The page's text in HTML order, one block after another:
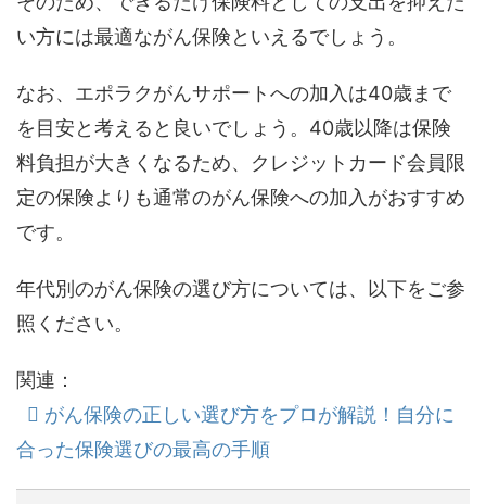
い方には最適ながん保険といえるでしょう。
なお、エポラクがんサポートへの加入は40歳まで
を目安と考えると良いでしょう。40歳以降は保険
料負担が大きくなるため、クレジットカード会員限
定の保険よりも通常のがん保険への加入がおすすめ
です。
年代別のがん保険の選び方については、以下をご参
照ください。
関連：
がん保険の正しい選び方をプロが解説！自分に
合った保険選びの最高の手順